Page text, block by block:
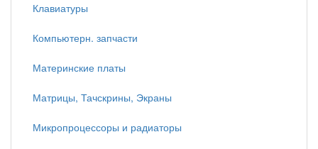
Клавиатуры
Компьютерн. запчасти
Материнские платы
Матрицы, Тачскрины, Экраны
Микропроцессоры и радиаторы